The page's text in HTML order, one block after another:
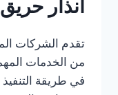
انذار
تقدم الشركات
من الخدمات
في طريقة التنفيذ